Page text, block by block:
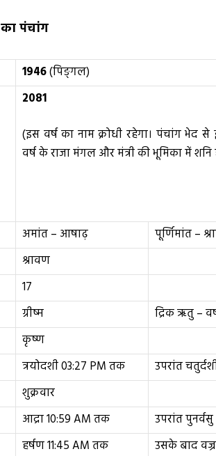
का पंचांग
1946(पिङ्गल)
2081
(इस वर्ष का नाम क्रोधी रहेगा। पंचांग भेद
वर्ष के राजा मंगल और मंत्री की भूमिका में शनि
अमांत – आषाढ़
पूर्णिमांत –
श्रावण
17
ग्रीष्म
द्रिक ऋतु –
कृष्ण
त्रयोदशी 03:27 PM तक
उपरांत
शुक्रवार
आद्रा 10:59 AM तक
उपरांत पुनर्वसु
हर्षण 11:45 AM तक
उसके बाद वज्र